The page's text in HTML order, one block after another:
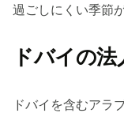
過ごしにくい季節
ドバイの法
ドバイを含むアラ